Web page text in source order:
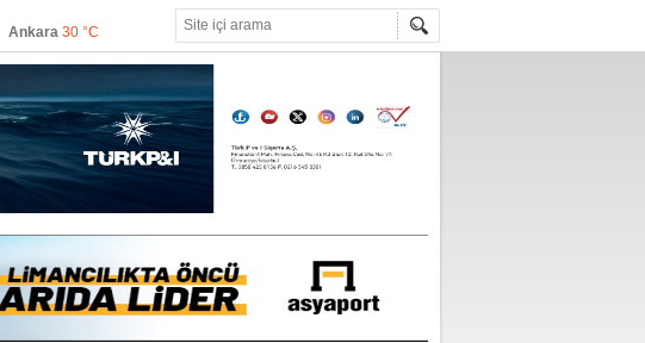
Ankara 30 °C
Antalya36 °C
Muğla 31 °C
Çanakkale 32 °C